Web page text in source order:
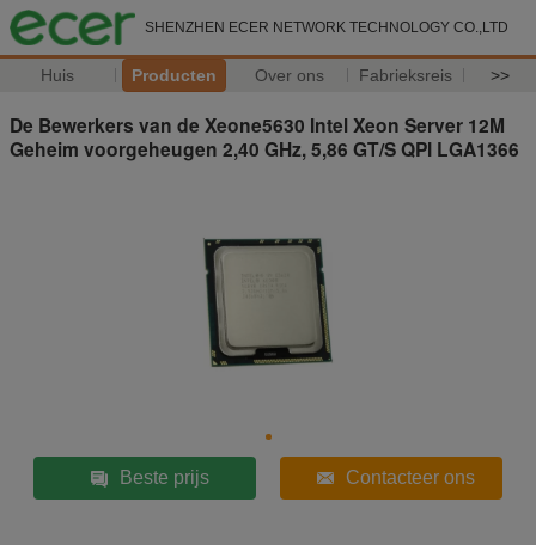
SHENZHEN ECER NETWORK TECHNOLOGY CO.,LTD
Huis Producten Over ons Fabrieksreis >>
De Bewerkers van de Xeone5630 Intel Xeon Server 12M
Geheim voorgeheugen 2,40 GHz, 5,86 GT/S QPI LGA1366
Beste prijs Contacteer ons